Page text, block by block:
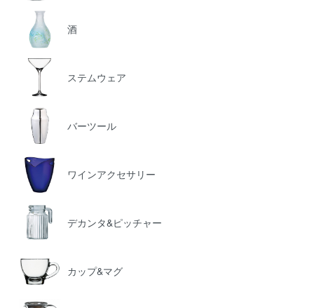
酒
ステムウェア
バーツール
ワインアクセサリー
デカンタ&ピッチャー
カップ&マグ